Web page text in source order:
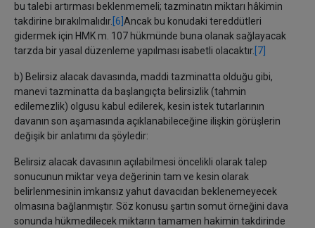
bu talebi artırması beklenmemeli; tazminatın miktarı hâkimin
takdirine bırakılmalıdır. [6] Ancak bu konudaki tereddütleri
gidermek için HMK m. 107 hükmünde buna olanak sağlayacak
tarzda bir yasal düzenleme yapılması isabetli olacaktır. [7]
b) Belirsiz alacak davasında, maddi tazminatta olduğu gibi,
manevi tazminatta da başlangıçta belirsizlik (tahmin
edilemezlik) olgusu kabul edilerek, kesin istek tutarlarının
davanın son aşamasında açıklanabileceğine ilişkin görüşlerin
değişik bir anlatımı da şöyledir:
Belirsiz alacak davasının açılabilmesi öncelikli olarak talep
sonucunun miktar veya değerinin tam ve kesin olarak
belirlenmesinin imkansız yahut davacıdan beklenemeyecek
olmasına bağlanmıştır. Söz konusu şartın somut örneğini dava
sonunda hükmedilecek miktarın tamamen hakimin takdirinde